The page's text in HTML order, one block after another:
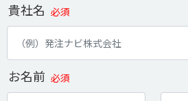
貴社名 必須
お名前 必須